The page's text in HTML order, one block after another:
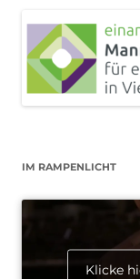
IM RAMPENLICHT
Klicke